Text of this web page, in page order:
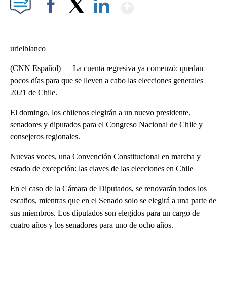
urielblanco
(CNN Español) — La cuenta regresiva ya comenzó: quedan
pocos días para que se lleven a cabo las elecciones generales
2021 de Chile.
El domingo, los chilenos elegirán a un nuevo presidente,
senadores y diputados para el Congreso Nacional de Chile y
consejeros regionales.
Nuevas voces, una Convención Constitucional en marcha y
estado de excepción: las claves de las elecciones en Chile
En el caso de la Cámara de Diputados, se renovarán todos los
escaños, mientras que en el Senado solo se elegirá a una parte de
sus miembros. Los diputados son elegidos para un cargo de
cuatro años y los senadores para uno de ocho años.